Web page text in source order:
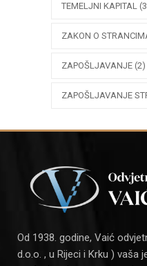
TEMELJNI KAPITAL
ZAKON O
ZAPOŠLJAVANJE (2)
ZAPOŠLJAVANJE
Od 1938. godine, Vaić
d.o.o. , u Rijeci i Krku ) vaša